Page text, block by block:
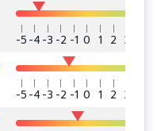
-5 -4 -3 -2 -1 0 1 2 3
-5 -4 -3 -2 -1 0 1 2 3